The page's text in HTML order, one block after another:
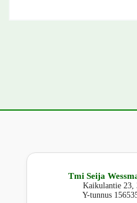
Tmi Seija
Kaikulantie 23,
Y-tunnus